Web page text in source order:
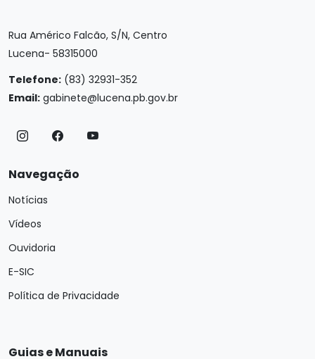
Rua Américo Falcão, S/N, Centro
Lucena- 58315000
Telefone: (83) 32931-352
Email: gabinete@lucena.pb.gov.br
Navegação
Notícias
Vídeos
Ouvidoria
E-SIC
Política de Privacidade
Guias e Manuais